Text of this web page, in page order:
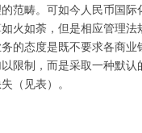
范畴。可如今人民币国际
火如荼，但是相应管理法
的态度是既不要求各商业
限制，而是采取一种默认
（见表）。